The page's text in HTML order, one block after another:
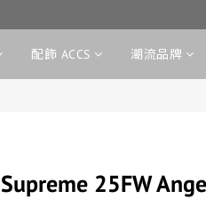
配飾 ACCS 潮流品牌
Supreme 25FW